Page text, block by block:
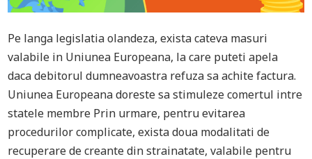
Pe langa legislatia olandeza, exista cateva masuri
valabile in Uniunea Europeana, la care puteti apela
daca debitorul dumneavoastra refuza sa achite factura.
Uniunea Europeana doreste sa stimuleze comertul intre
statele membre Prin urmare, pentru evitarea
procedurilor complicate, exista doua modalitati de
recuperare de creante din strainatate, valabile pentru